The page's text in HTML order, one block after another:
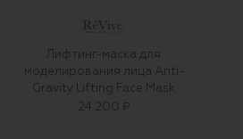
Лифтинг-маска для
моделирования лица Anti-
Gravity Lifting Face Mask
(5x30g)
24 200 ₽